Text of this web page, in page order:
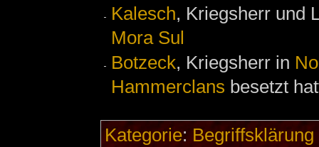
Kalesch, Kriegsherr und
Mora Sul
Botzeck, Kriegsherr in
Hammerclans besetzt
Kategorie: Begriffsklärung